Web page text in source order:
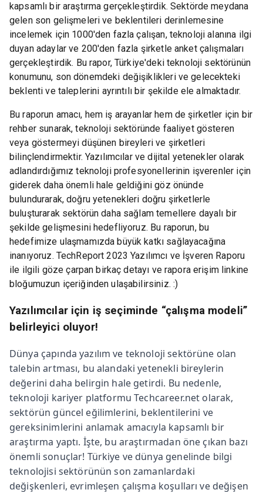
kapsamlı bir araştırma gerçekleştirdik. Sektörde meydana
gelen son gelişmeleri ve beklentileri derinlemesine
incelemek için 1000'den fazla çalışan, teknoloji alanına ilgi
duyan adaylar ve 200'den fazla şirketle anket çalışmaları
gerçekleştirdik. Bu rapor, Türkiye'deki teknoloji sektörünün
konumunu, son dönemdeki değişiklikleri ve gelecekteki
beklenti ve taleplerini ayrıntılı bir şekilde ele almaktadır.
Bu raporun amacı, hem iş arayanlar hem de şirketler için bir
rehber sunarak, teknoloji sektöründe faaliyet gösteren
veya göstermeyi düşünen bireyleri ve şirketleri
bilinçlendirmektir. Yazılımcılar ve dijital yetenekler olarak
adlandırdığımız teknoloji profesyonellerinin işverenler için
giderek daha önemli hale geldiğini göz önünde
bulundurarak, doğru yetenekleri doğru şirketlerle
buluşturarak sektörün daha sağlam temellere dayalı bir
şekilde gelişmesini hedefliyoruz. Bu raporun, bu
hedefimize ulaşmamızda büyük katkı sağlayacağına
inanıyoruz. TechReport 2023 Yazılımcı ve İşveren Raporu
ile ilgili göze çarpan birkaç detayı ve rapora erişim linkine
bloğumuzun içeriğinden ulaşabilirsiniz. :)
Yazılımcılar için iş seçiminde “çalışma modeli”
belirleyici oluyor!
Dünya çapında yazılım ve teknoloji sektörüne olan
talebin artması, bu alandaki yetenekli bireylerin
değerini daha belirgin hale getirdi. Bu nedenle,
teknoloji kariyer platformu Techcareer.net olarak,
sektörün güncel eğilimlerini, beklentilerini ve
gereksinimlerini anlamak amacıyla kapsamlı bir
araştırma yaptı. İşte, bu araştırmadan öne çıkan bazı
önemli sonuçlar! Türkiye ve dünya genelinde bilgi
teknolojisi sektörünün son zamanlardaki
değişkenleri, evrimleşen çalışma koşulları ve değişen